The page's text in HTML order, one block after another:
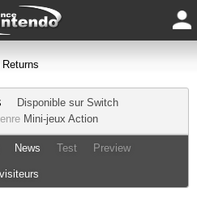
Returns
Disponible sur Switch
Mini-jeux Action
News Test Preview